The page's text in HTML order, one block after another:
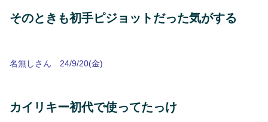
そのときも初手ピジョットだった気がする
名無しさん 24/9/20(金)
カイリキー初代で使ってたっけ